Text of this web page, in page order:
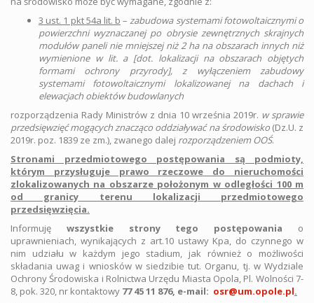
3 ust. 1 pkt 54a lit. b –zabudowa systemami fotowoltaicznymi o
powierzchni wyznaczanej po obrysie zewnętrznych skrajnych
modułów paneli nie mniejszej niż 2 ha na obszarach innych niż
wymienione w lit. a [dot. lokalizacji na obszarach objętych
formami ochrony przyrody], z wyłączeniem zabudowy
systemami fotowoltaicznymi lokalizowanej na dachach i
elewacjach obiektów budowlanych
rozporządzenia Rady Ministrów z dnia 10 września 2019r. w sprawie
przedsięwzięć mogących znacząco oddziaływać na środowisko(Dz.U. z
2019r. poz. 1839 ze zm.), zwanego dalej rozporządzeniem OOŚ.
Stronami przedmiotowego postępowania są podmioty,
którym przysługuje prawo rzeczowe do nieruchomości
zlokalizowanych na obszarze położonym w odległości 100 m
od granicy terenu lokalizacji przedmiotowego
przedsięwzięcia.
Informuję wszystkie strony tego postępowania o
uprawnieniach, wynikających z art.10 ustawy Kpa, do czynnego w
nim udziału w każdym jego stadium, jak również o możliwości
składania uwag i wniosków w siedzibie tut. Organu, tj. w Wydziale
Ochrony Środowiska i Rolnictwa Urzędu Miasta Opola, Pl. Wolności 7-
8, pok. 320, nr kontaktowy 77 45 11 876, e-mail: osr@um.opole.pl.